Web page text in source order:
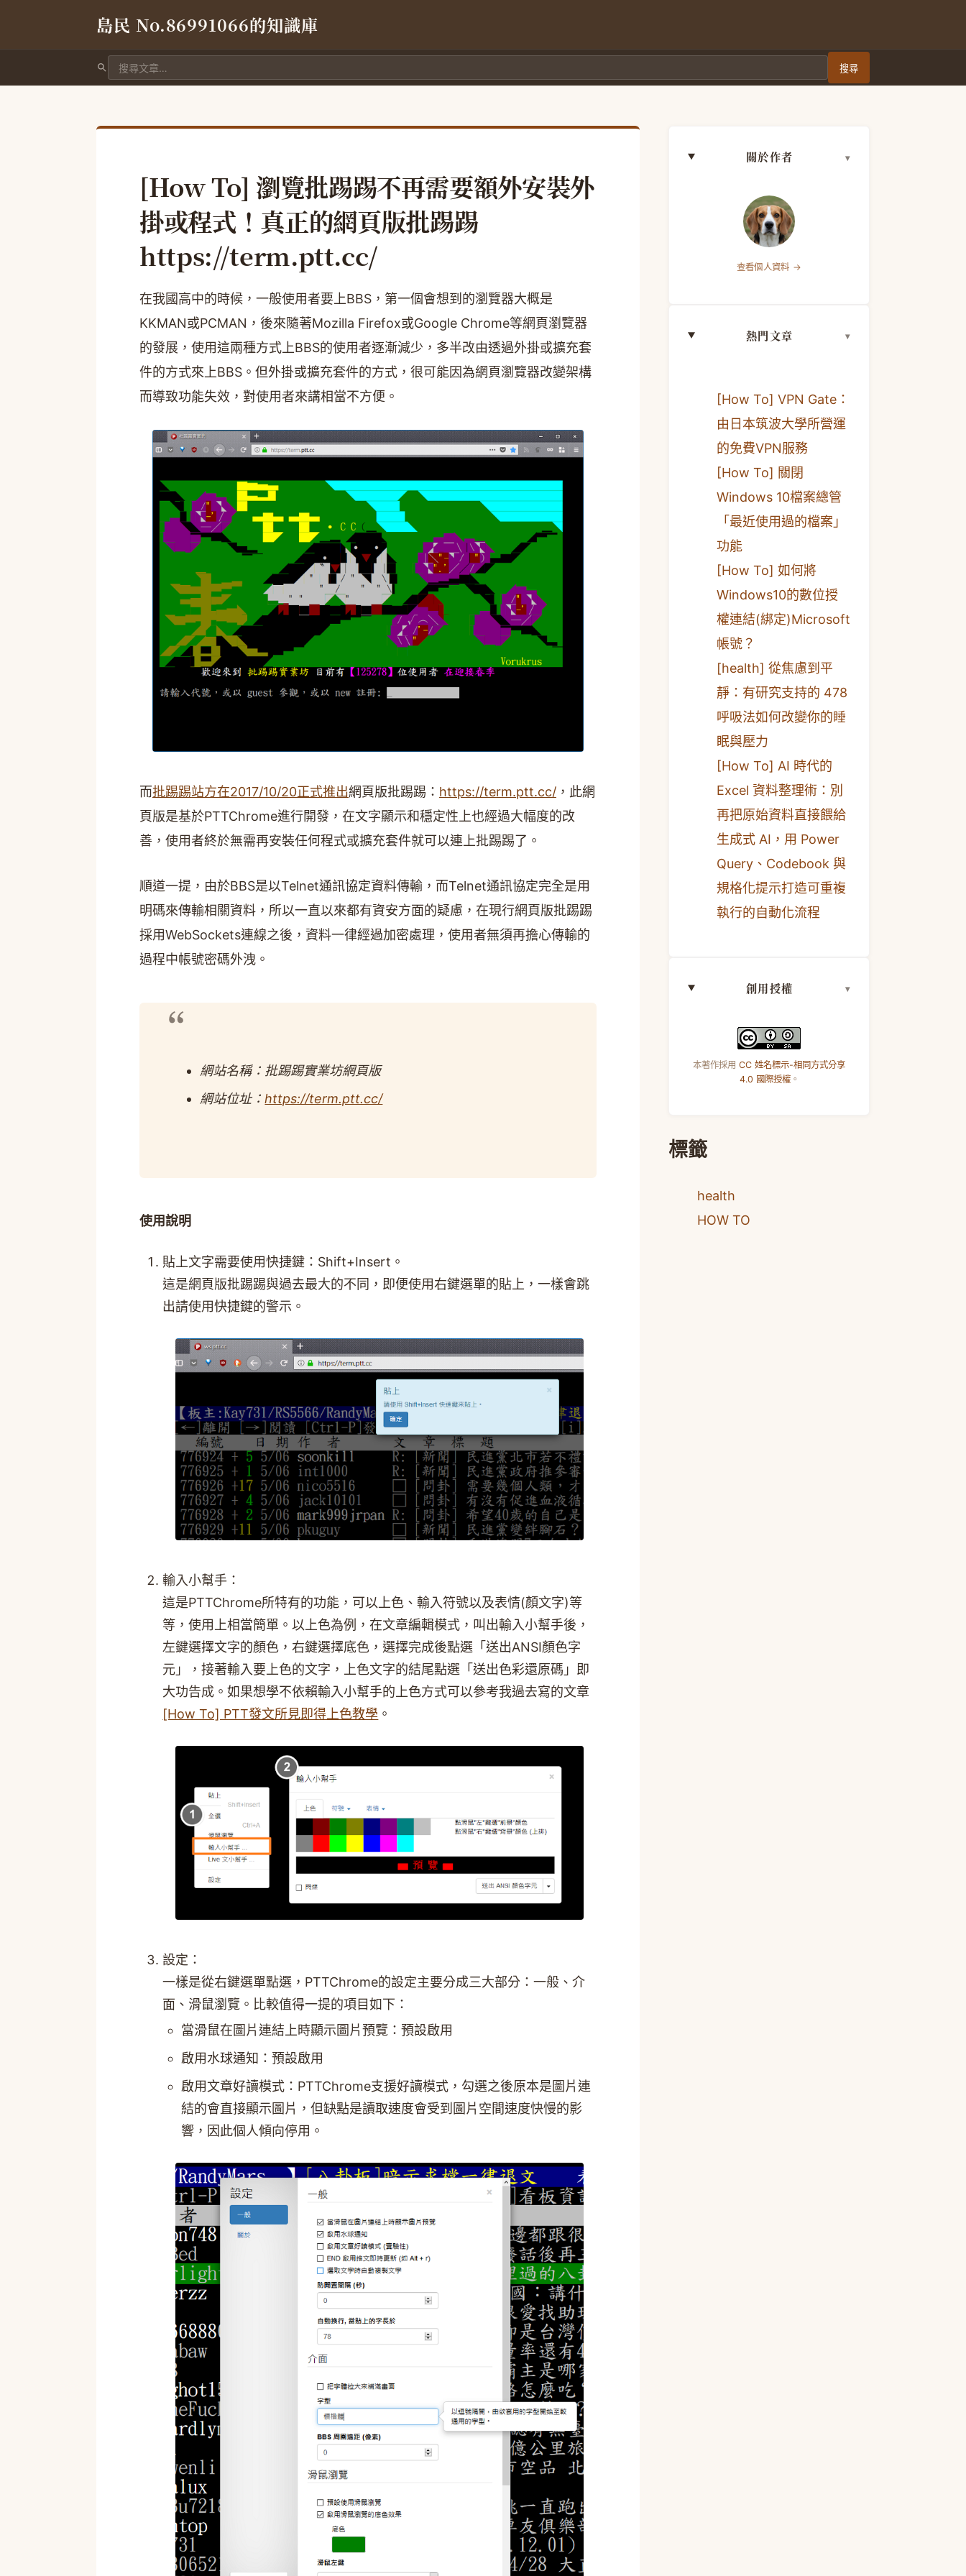
島民 No.86991066的知識庫
搜尋文章
搜尋
[How To] 瀏覽批踢踢不再需要額外安裝外
掛或程式！真正的網頁版批踢踢
https://term.ptt.cc/
在我國高中的時候，一般使用者要上BBS，第一個會想到的瀏覽器大概是
KKMAN或PCMAN，後來隨著Mozilla Firefox或Google Chrome等網頁瀏覽器
的發展，使用這兩種方式上BBS的使用者逐漸減少，多半改由透過外掛或擴充套
件的方式來上BBS。但外掛或擴充套件的方式，很可能因為網頁瀏覽器改變架構
而導致功能失效，對使用者來講相當不方便。
而批踢踢站方在2017/10/20正式推出網頁版批踢踢： https://term.ptt.cc/ ，此網
頁版是基於PTTChrome進行開發，在文字顯示和穩定性上也經過大幅度的改
善，使用者終於無需再安裝任何程式或擴充套件就可以連上批踢踢了。
順道一提，由於BBS是以Telnet通訊協定資料傳輸，而Telnet通訊協定完全是用
明碼來傳輸相關資料，所以一直以來都有資安方面的疑慮，在現行網頁版批踢踢
採用WebSockets連線之後，資料一律經過加密處理，使用者無須再擔心傳輸的
過程中帳號密碼外洩。
網站名稱：批踢踢實業坊網頁版
網站位址：https://term.ptt.cc/
使用說明
貼上文字需要使用快捷鍵：Shift+Insert。
這是網頁版批踢踢與過去最大的不同，即便使用右鍵選單的貼上，一樣會跳
出請使用快捷鍵的警示。
輸入小幫手：
這是PTTChrome所特有的功能，可以上色、輸入符號以及表情(顏文字)等
等，使用上相當簡單。以上色為例，在文章編輯模式，叫出輸入小幫手後，
左鍵選擇文字的顏色，右鍵選擇底色，選擇完成後點選「送出ANSI顏色字
元」，接著輸入要上色的文字，上色文字的結尾點選「送出色彩還原碼」即
大功告成。如果想學不依賴輸入小幫手的上色方式可以參考我過去寫的文章
[How To] PTT發文所見即得上色教學 。
設定：
一樣是從右鍵選單點選，PTTChrome的設定主要分成三大部分：一般、介
面、滑鼠瀏覽。比較值得一提的項目如下：
當滑鼠在圖片連結上時顯示圖片預覽：預設啟用
啟用水球通知：預設啟用
啟用文章好讀模式：PTTChrome支援好讀模式，勾選之後原本是圖片連
結的會直接顯示圖片，但缺點是讀取速度會受到圖片空間速度快慢的影
響，因此個人傾向停用。
關於作者
查看個人資料 →
熱門文章
[How To] VPN Gate：
由日本筑波大學所營運
的免費VPN服務
[How To] 關閉
Windows 10檔案總管
「最近使用過的檔案」
功能
[How To] 如何將
Windows10的數位授
權連結(綁定)Microsoft
帳號？
[health] 從焦慮到平
靜：有研究支持的 478
呼吸法如何改變你的睡
眠與壓力
[How To] AI 時代的
Excel 資料整理術：別
再把原始資料直接餵給
生成式 AI，用 Power
Query、Codebook 與
規格化提示打造可重複
執行的自動化流程
創用授權
本著作採用 CC 姓名標示-相同方式分享
4.0 國際授權。
標籤
health
HOW TO